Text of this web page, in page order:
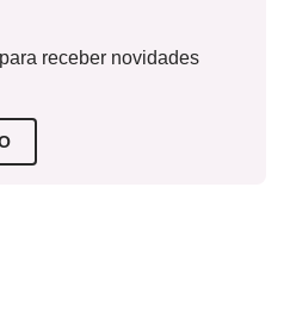
receber novidades